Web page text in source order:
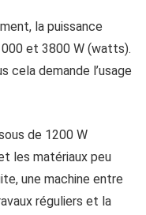
la puissance
et 3800 W (watts).
cela demande l’usage
de 1200 W
les matériaux peu
une machine entre
réguliers et la